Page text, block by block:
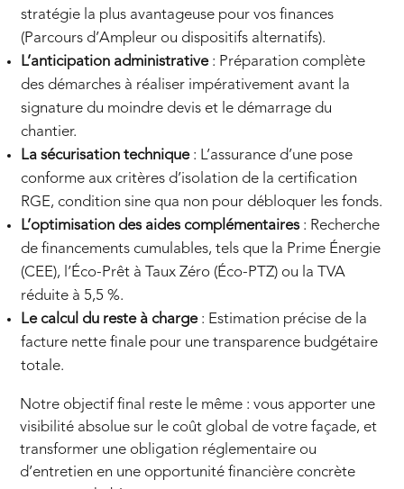
stratégie la plus avantageuse pour vos finances
(Parcours d’Ampleur ou dispositifs alternatifs).
L’anticipation administrative: Préparation complète
des démarches à réaliser impérativement avant la
signature du moindre devis et le démarrage du
chantier.
La sécurisation technique: L’assurance d’une pose
conforme aux critères d’isolation de la certification
RGE, condition sine qua non pour débloquer les fonds.
L’optimisation des aides complémentaires : Recherche
de financements cumulables, tels que la Prime Énergie
(CEE), l’Éco-Prêt à Taux Zéro (Éco-PTZ) ou la TVA
réduite à 5,5 %.
Le calcul du reste à charge: Estimation précise de la
facture nette finale pour une transparence budgétaire
totale.
Notre objectif final reste le même : vous apporter une
visibilité absolue sur le coût global de votre façade, et
transformer une obligation réglementaire ou
d’entretien en une opportunité financière concrète